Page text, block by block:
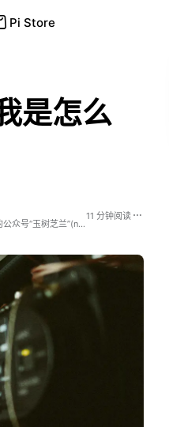
Pi Store
是怎么
王树义。大学教师，终身学习者。稍微懂一点儿写作、演讲、Python和机器学习。欢迎关注我的公众号“玉树芝兰”(nkwangshuyi)。
11 分钟阅读